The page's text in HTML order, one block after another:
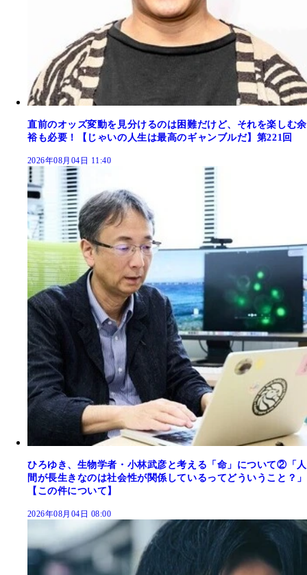
直前のオッズ変動を見分けるのは困難だけど、それを楽しむ余
裕も必要！【じゃいの人生は最高のギャンブルだ】第221回
2026年08月04日 11:40
ひろゆき、生物学者・小林武彦と考える「命」について②「人
間が長生きなのは社会性が関係しているってどういうこと？」
【この件について】
2026年08月04日 08:00